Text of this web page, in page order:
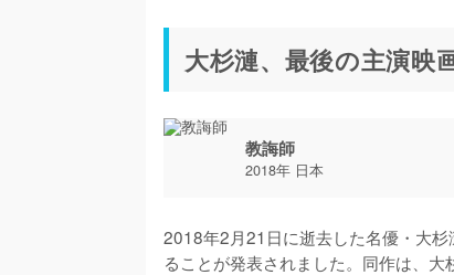
大杉漣、最後の主演映
教誨師
2018年 日本
2018年2月21日に逝去した名優・大
ることが発表されました。同作は、大